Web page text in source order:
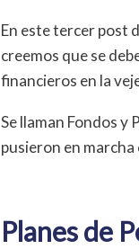
En este tercer post
creemos que se
financieros en la
Se llaman Fondos y
pusieron en marcha
Planes de